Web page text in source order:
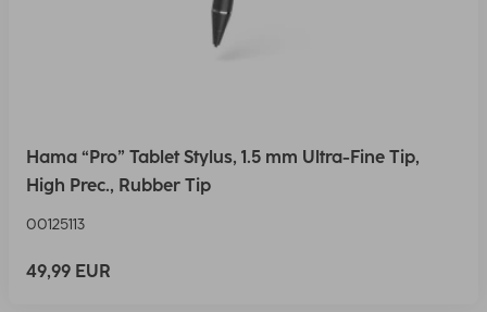
Hama “Pro” Tablet Stylus, 1.5 mm Ultra-Fine Tip,
High Prec., Rubber Tip
00125113
49,99 EUR